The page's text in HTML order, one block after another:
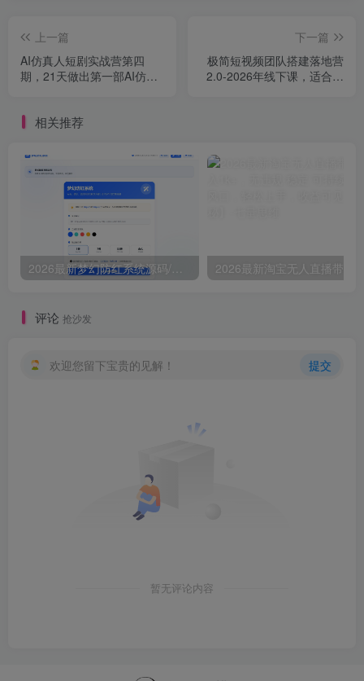
上一篇
AI仿真人短剧实战营第四
期，21天做出第一部AI仿真
下一篇
极简短视频团队搭建落地营
2.0-2026年线下课，适合做
相关推荐
评论 抢沙发
欢迎您留下宝贵的见解！ 提交
暂无评论内容